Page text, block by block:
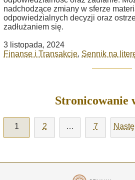
nadchodzące zmiany w sferze
odpowiedzialnych decyzji oraz
zadłużaniem się.
3 listopada, 2024
Finanse i Transakcje, Sennik na
Stronicowanie
1 2 … 7